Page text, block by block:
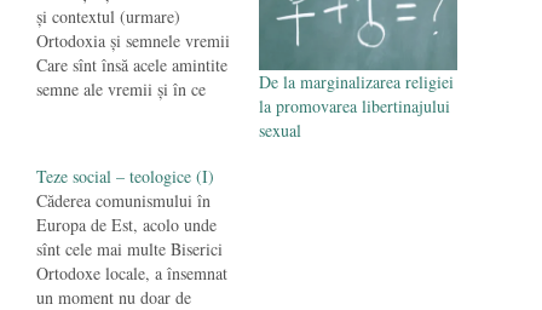
şi contextul (urmare)
Ortodoxia şi semnele vremii
Care sînt însă acele amintite
semne ale vremii şi în ce
revenind insistent la
consecinţele pe care le are
Întruparea ca moment
definitoriu al Bisericii,
istoria în ansamblul…
De la marginalizarea religiei
la promovarea libertinajului
sexual
Teze social – teologice (I)
Căderea comunismului în
Europa de Est, acolo unde
sînt cele mai multe Biserici
Ortodoxe locale, a însemnat
un moment nu doar de